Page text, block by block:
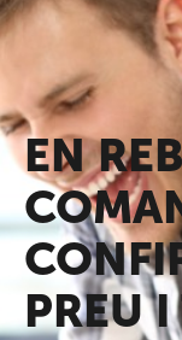
EN
PREU